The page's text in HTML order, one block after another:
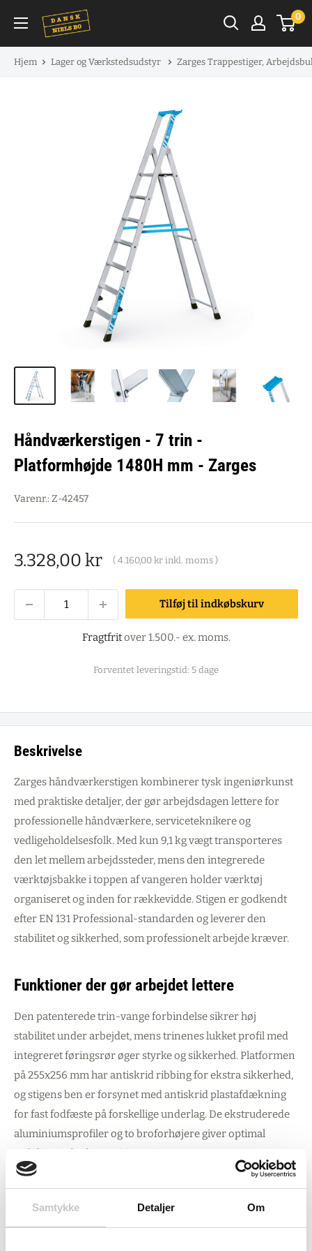
Samtykke Detaljer Om
indhold
0
Hjem Lager og Værkstedsudstyr Zarges Trappestiger,
Håndværkerstigen - 7 trin -
Platformhøjde 1480H mm - Zarges
Varenr.: Z-42457
Salgspris
3.328,00 kr ( 4.160,00 kr inkl. moms )
Tilføj til indkøbskurv
Fragtfritover 1.500.- ex. moms.
Forventet leveringstid: 5 dage
Beskrivelse
Zarges håndværkerstigen kombinerer tysk ingeniørkunst
med praktiske detaljer, der gør arbejdsdagen lettere for
professionelle håndværkere, serviceteknikere og
vedligeholdelsesfolk. Med kun 9,1 kg vægt transporteres
den let mellem arbejdssteder, mens den integrerede
værktøjsbakke i toppen af vangeren holder værktøj
organiseret og inden for rækkevidde. Stigen er godkendt
efter EN 131 Professional-standarden og leverer den
stabilitet og sikkerhed, som professionelt arbejde kræver.
Funktioner der gør arbejdet lettere
Den patenterede trin-vange forbindelse sikrer høj
stabilitet under arbejdet, mens trinenes lukket profil med
integreret føringsrør øger styrke og sikkerhed. Platformen
på 255x256 mm har antiskrid ribbing for ekstra sikkerhed,
og stigens ben er forsynet med antiskrid plastafdækning
for fast fodfæste på forskellige underlag. De ekstruderede
aluminiumsprofiler og to broforhøjere giver optimal
Med en arbejdshøjde på 1480 mm og 22° stigehældning får
du god balance mellem rækkevidde og sikkerhed. Særligt
elektrikere, VVS-montører og servicefolk vil sætte pris på